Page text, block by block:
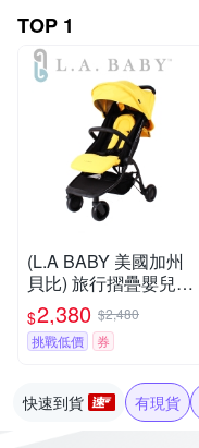
TOP 1
(L.A BABY 美國加州
貝比) 旅行摺疊嬰兒手
推車(黃色)
$2,380 $2,480
挑戰低價
券
快速到貨 有現貨